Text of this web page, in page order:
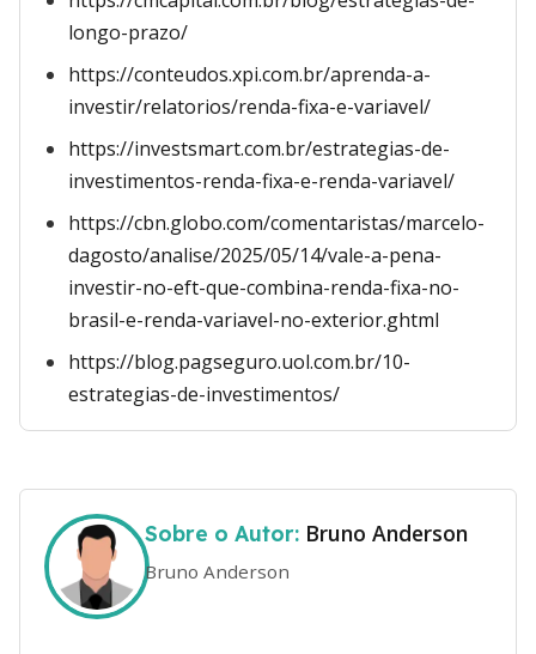
longo-prazo/
https://conteudos.xpi.com.br/aprenda-a-
investir/relatorios/renda-fixa-e-variavel/
https://investsmart.com.br/estrategias-de-
investimentos-renda-fixa-e-renda-variavel/
https://cbn.globo.com/comentaristas/marcelo-
dagosto/analise/2025/05/14/vale-a-pena-
investir-no-eft-que-combina-renda-fixa-no-
brasil-e-renda-variavel-no-exterior.ghtml
https://blog.pagseguro.uol.com.br/10-
estrategias-de-investimentos/
Sobre o Autor: Bruno Anderson
Bruno Anderson